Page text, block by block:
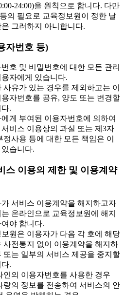
24:00)을 원칙으로 합니다. 다만
의 필요로 교육정보원이 정한 날
그러하지 아니합니다.
자번호 등)
호 및 비밀번호에 대한 모든 관리
자에게 있습니다.
유가 있는 경우를 제외하고는 이
자번호를 공유, 양도 또는 변경할
.
게 부여된 이용자번호에 의하여
비스 이용상의 과실 또는 제3자
정사용 등에 대한 모든 책임은 이
습니다.
스 이용의 제한 및 이용계약
서비스 이용계약을 해지하고자
온라인으로 교육정보원에 해지
야 합니다.
원은 이용자가 다음 각 호에 해당
사전통지 없이 이용계약을 해지하
또는 일부의 서비스 제공을 중지할
.
인의 이용자번호를 사용한 경우
량의 정보를 전송하여 서비스의 안